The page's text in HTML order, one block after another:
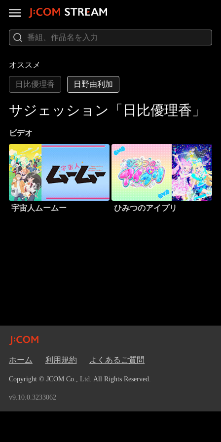
オススメ
日比優理香 日野由利加
サジェッション「日比優理香」
ビデオ
宇宙人ムームー ひみつのアイプリ
ホーム 利用規約 よくあるご質問
Copyright © JCOM Co., Ltd. All Rights Reserved.
v9.10.0.3233062